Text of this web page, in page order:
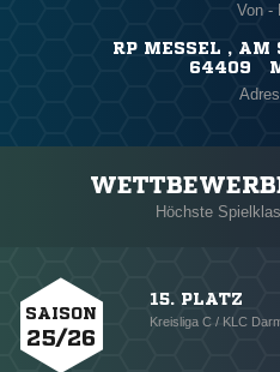
Von -
RP MESSEL , AM
64409
Höchste
SAISON
25/26
15. PLATZ
Kreisliga C / KLC